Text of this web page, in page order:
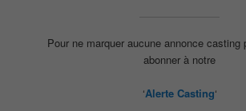
Pour ne marquer aucune annonce casting
abonner à notre
‘Alerte Casting‘